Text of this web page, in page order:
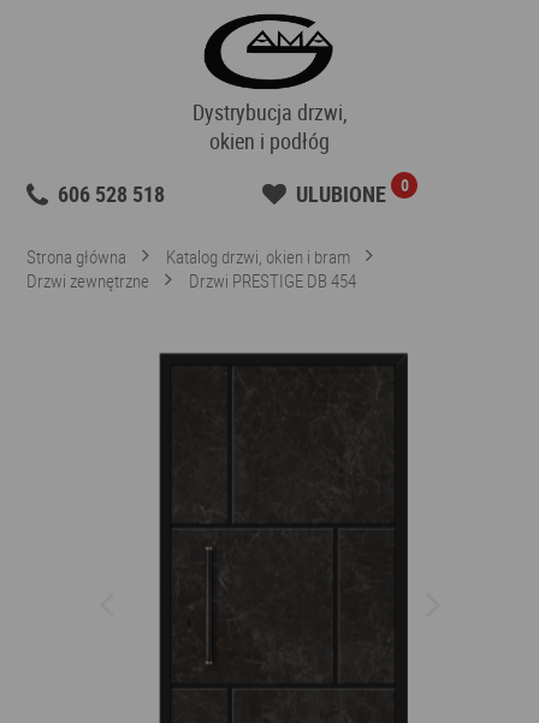
Dystrybucja drzwi,
okien i podłóg
606 528 518
ULUBIONE 0
Strona główna
Katalog drzwi, okien i bram
Drzwi zewnętrzne
Drzwi PRESTIGE DB 454